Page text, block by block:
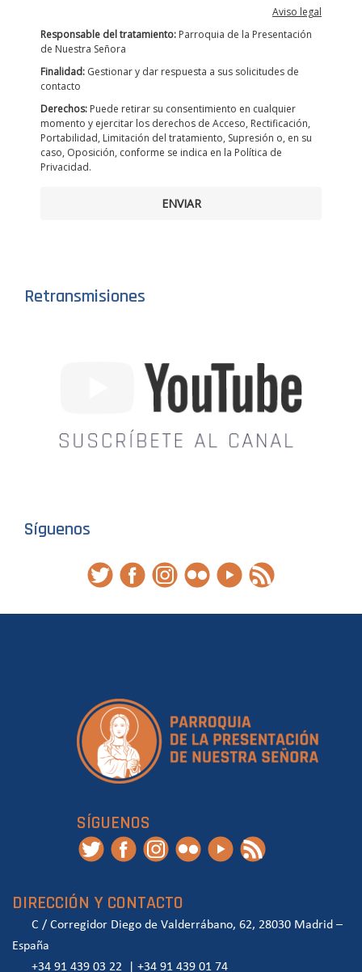
Aviso legal
Responsable del tratamiento: Parroquia de la Presentación
de Nuestra Señora
Finalidad: Gestionar y dar respuesta a sus solicitudes de
contacto
Derechos: Puede retirar su consentimiento en cualquier
momento y ejercitar los derechos de Acceso, Rectificación,
Portabilidad, Limitación del tratamiento, Supresión o, en su
caso, Oposición, conforme se indica en la Política de
Privacidad.
ENVIAR
Retransmisiones
Síguenos
SÍGUENOS
DIRECCIÓN Y CONTACTO
C / Corregidor Diego de Valderrábano, 62, 28030 Madrid –
España
+34 91 439 03 22
+34 91 439 01 74